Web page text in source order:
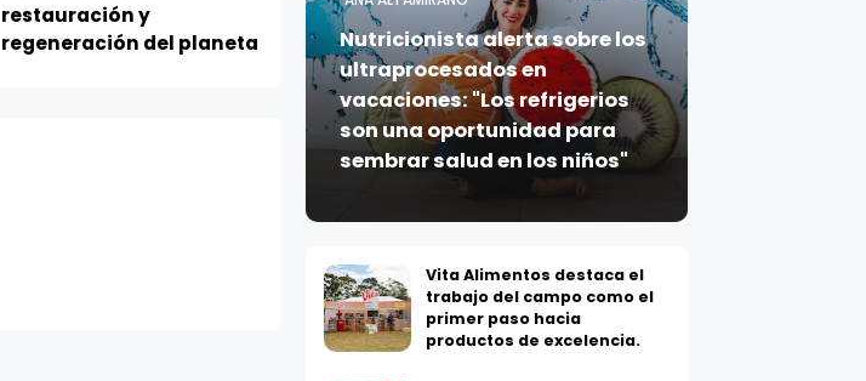
restauración y
regeneración del planeta
Nutricionista alerta sobre los
ultraprocesados en
vacaciones: "Los refrigerios
son una oportunidad para
sembrar salud en los niños"
Vita Alimentos destaca el
trabajo del campo como el
primer paso hacia
productos de excelencia.